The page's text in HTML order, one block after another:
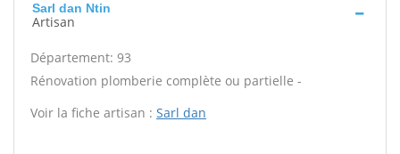
Sarl dan Ntin
Artisan
Département: 93
Rénovation plomberie complète ou partielle -
Voir la fiche artisan : Sarl dan